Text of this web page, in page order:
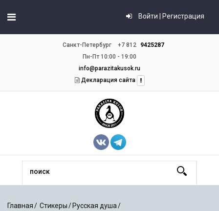
Войти | Регистрация
Санкт-Петербург +7 812
9425287
Пн-Пт 10:00 - 19:00
info@parazitakusok.ru
Декларация сайта
Главная Стикеры Русская душа